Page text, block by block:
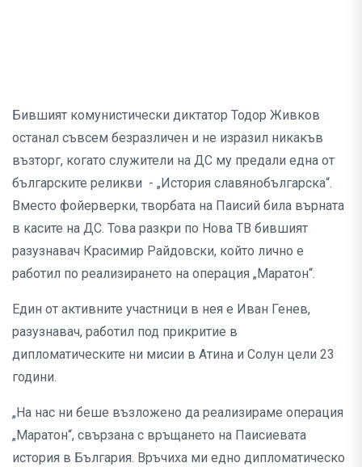
Бившият комунистически диктатор Тодор Живков
останал съвсем безразличен и не изразил никакъв
възторг, когато служители на ДС му предали една от
българските реликви - „История славянобългарска“.
Вместо фойерверки, творбата на Паисий била върната
в касите на ДС. Това разкри по Нова ТВ бившият
разузнавач Красимир Райдовски, който лично е
работил по реализирането на операция „Маратон“.
Един от активните участници в нея е Иван Генев,
разузнавач, работил под прикритие в
дипломатическите ни мисии в Атина и Солун цели 23
години.
„На нас ни беше възложено да реализираме операция
„Маратон“, свързана с връщането на Паисиевата
история в България. Връчиха ми едно дипломатическо